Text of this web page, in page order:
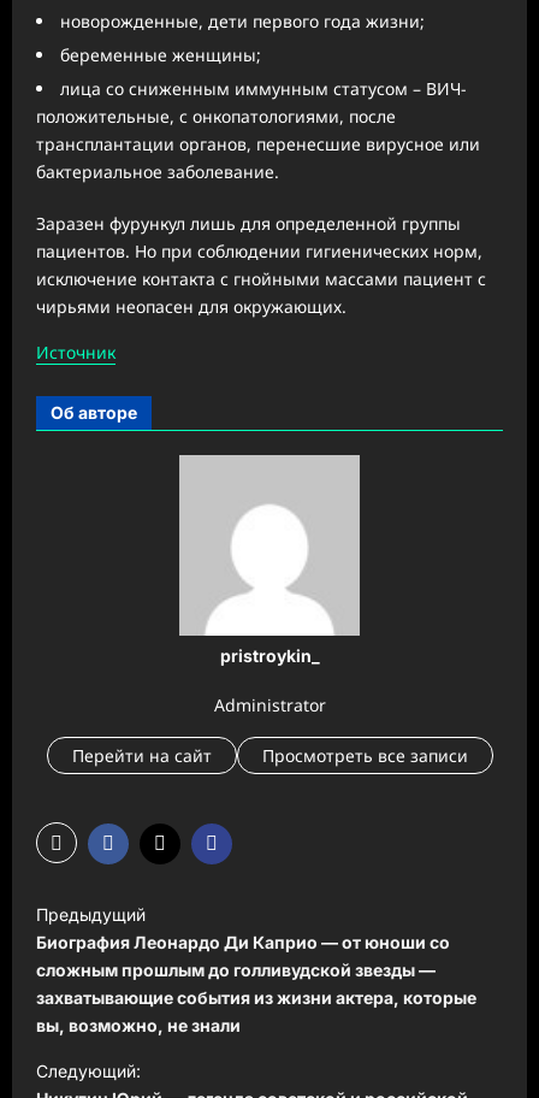
новорожденные, дети первого года жизни;
беременные женщины;
лица со сниженным иммунным статусом – ВИЧ-
положительные, с онкопатологиями, после
трансплантации органов, перенесшие вирусное или
бактериальное заболевание.
Заразен фурункул лишь для определенной группы
пациентов. Но при соблюдении гигиенических норм,
исключение контакта с гнойными массами пациент с
чирьями неопасен для окружающих.
Источник
Об авторе
pristroykin_
Administrator
Перейти на сайт Просмотреть все записи
а
в
и
а
Предыдущий
Биография Леонардо Ди Каприо — от юноши со
сложным прошлым до голливудской звезды —
захватывающие события из жизни актера, которые
вы, возможно, не знали
Следующий: